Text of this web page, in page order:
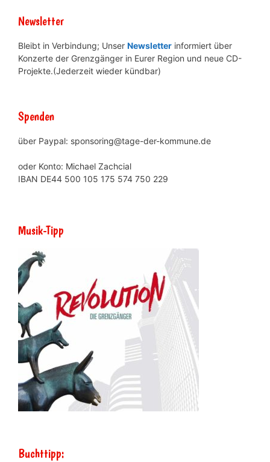
Newsletter
Bleibt in Verbindung; Unser Newsletter informiert über
Konzerte der Grenzgänger in Eurer Region und neue CD-
Projekte.(Jederzeit wieder kündbar)
Spenden
über Paypal: sponsoring@tage-der-kommune.de
oder Konto: Michael Zachcial
IBAN DE44 500 105 175 574 750 229
Musik-Tipp
Buchttipp: